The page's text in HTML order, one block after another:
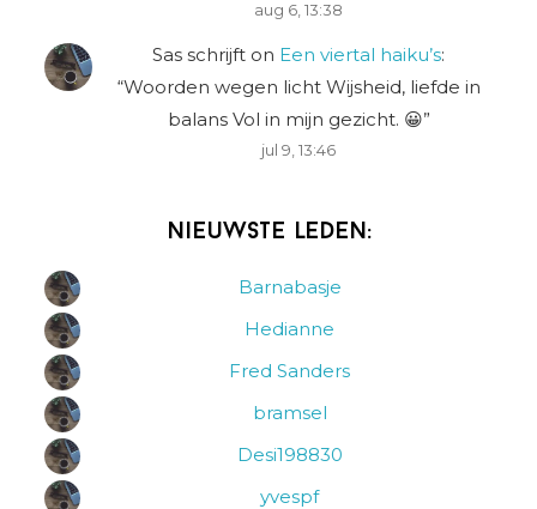
aug 6, 13:38
Sas schrijft on Een viertal haiku’s:
“Woorden wegen licht Wijsheid, liefde in
balans Vol in mijn gezicht. 😀”
jul 9, 13:46
Nieuwste leden:
Barnabasje
Hedianne
Fred Sanders
bramsel
Desi198830
yvespf